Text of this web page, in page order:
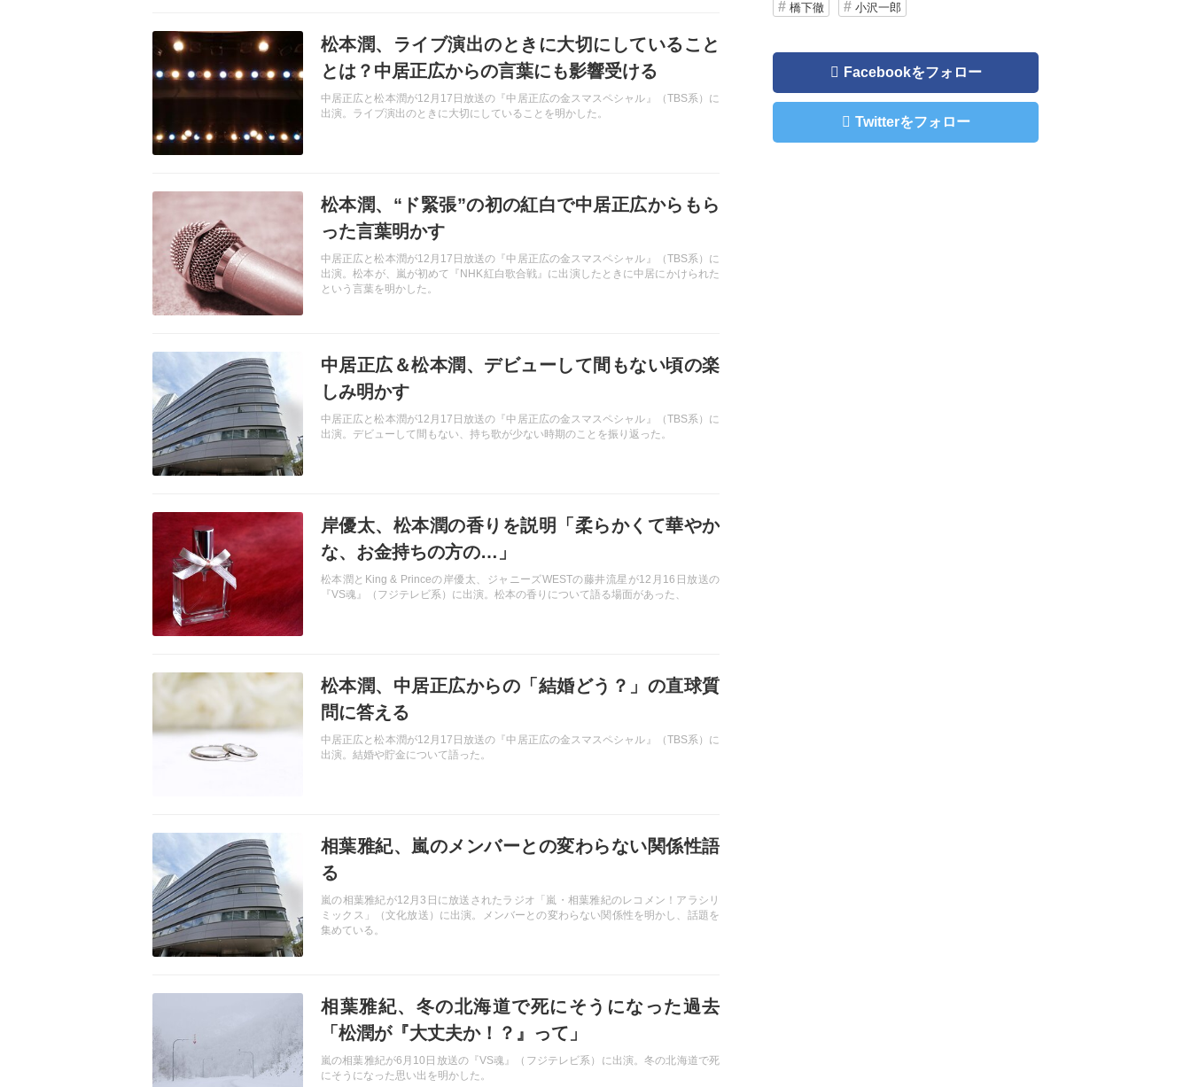
松本潤、ライブ演出のときに大切にしていること
とは？中居正広からの言葉にも影響受ける
中居正広と松本潤が12月17日放送の『中居正広の金スマスペシャル』（TBS系）に
出演。ライブ演出のときに大切にしていることを明かした。
松本潤、“ド緊張”の初の紅白で中居正広からもら
った言葉明かす
中居正広と松本潤が12月17日放送の『中居正広の金スマスペシャル』（TBS系）に
出演。松本が、嵐が初めて『NHK紅白歌合戦』に出演したときに中居にかけられた
という言葉を明かした。
中居正広＆松本潤、デビューして間もない頃の楽
しみ明かす
中居正広と松本潤が12月17日放送の『中居正広の金スマスペシャル』（TBS系）に
出演。デビューして間もない、持ち歌が少ない時期のことを振り返った。
岸優太、松本潤の香りを説明「柔らかくて華やか
な、お金持ちの方の…」
松本潤とKing & Princeの岸優太、ジャニーズWESTの藤井流星が12月16日放送の
『VS魂』（フジテレビ系）に出演。松本の香りについて語る場面があった、
松本潤、中居正広からの「結婚どう？」の直球質
問に答える
中居正広と松本潤が12月17日放送の『中居正広の金スマスペシャル』（TBS系）に
出演。結婚や貯金について語った。
相葉雅紀、嵐のメンバーとの変わらない関係性語
る
嵐の相葉雅紀が12月3日に放送されたラジオ「嵐・相葉雅紀のレコメン！アラシリ
ミックス」（文化放送）に出演。メンバーとの変わらない関係性を明かし、話題を
集めている。
相葉雅紀、冬の北海道で死にそうになった過去
「松潤が『大丈夫か！？』って」
嵐の相葉雅紀が6月10日放送の『VS魂』（フジテレビ系）に出演。冬の北海道で死
にそうになった思い出を明かした。
橋下徹 小沢一郎
Facebookをフォロー
Twitterをフォロー